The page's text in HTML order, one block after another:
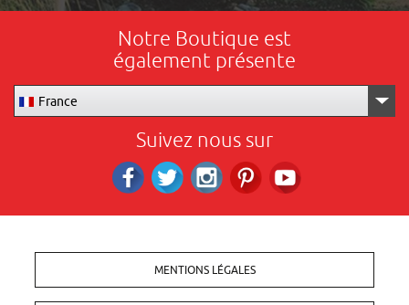
Notre Boutique est
également présente
France
Suivez nous sur
MENTIONS LÉGALES